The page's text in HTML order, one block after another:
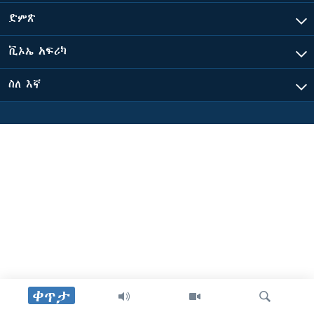
ቋንቋዎች
ቀጥታ
ድምጽ
ቪኦኤ አፍሪካ
ስለ እኛ